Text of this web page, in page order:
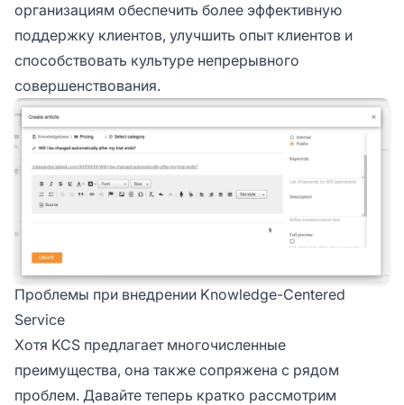
организациям обеспечить более эффективную
поддержку клиентов, улучшить опыт клиентов и
способствовать культуре непрерывного
совершенствования.
Проблемы при внедрении Knowledge-Centered
Service
Хотя KCS предлагает многочисленные
преимущества, она также сопряжена с рядом
проблем. Давайте теперь кратко рассмотрим